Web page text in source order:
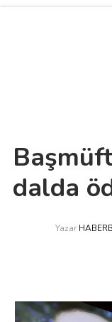
dalda
Yazar